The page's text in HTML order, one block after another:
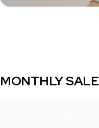
MONTHLY SALE